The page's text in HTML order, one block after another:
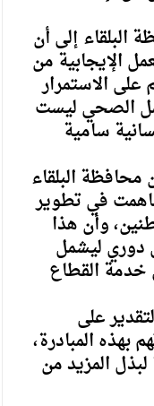
إلى أن
الإيجابية من
الاستمرار
الصحي ليست
سامية
محافظة البلقاء
في تطوير
وأن هذا
دوري ليشمل
القطاع
على
بهذه المبادرة،
المزيد من